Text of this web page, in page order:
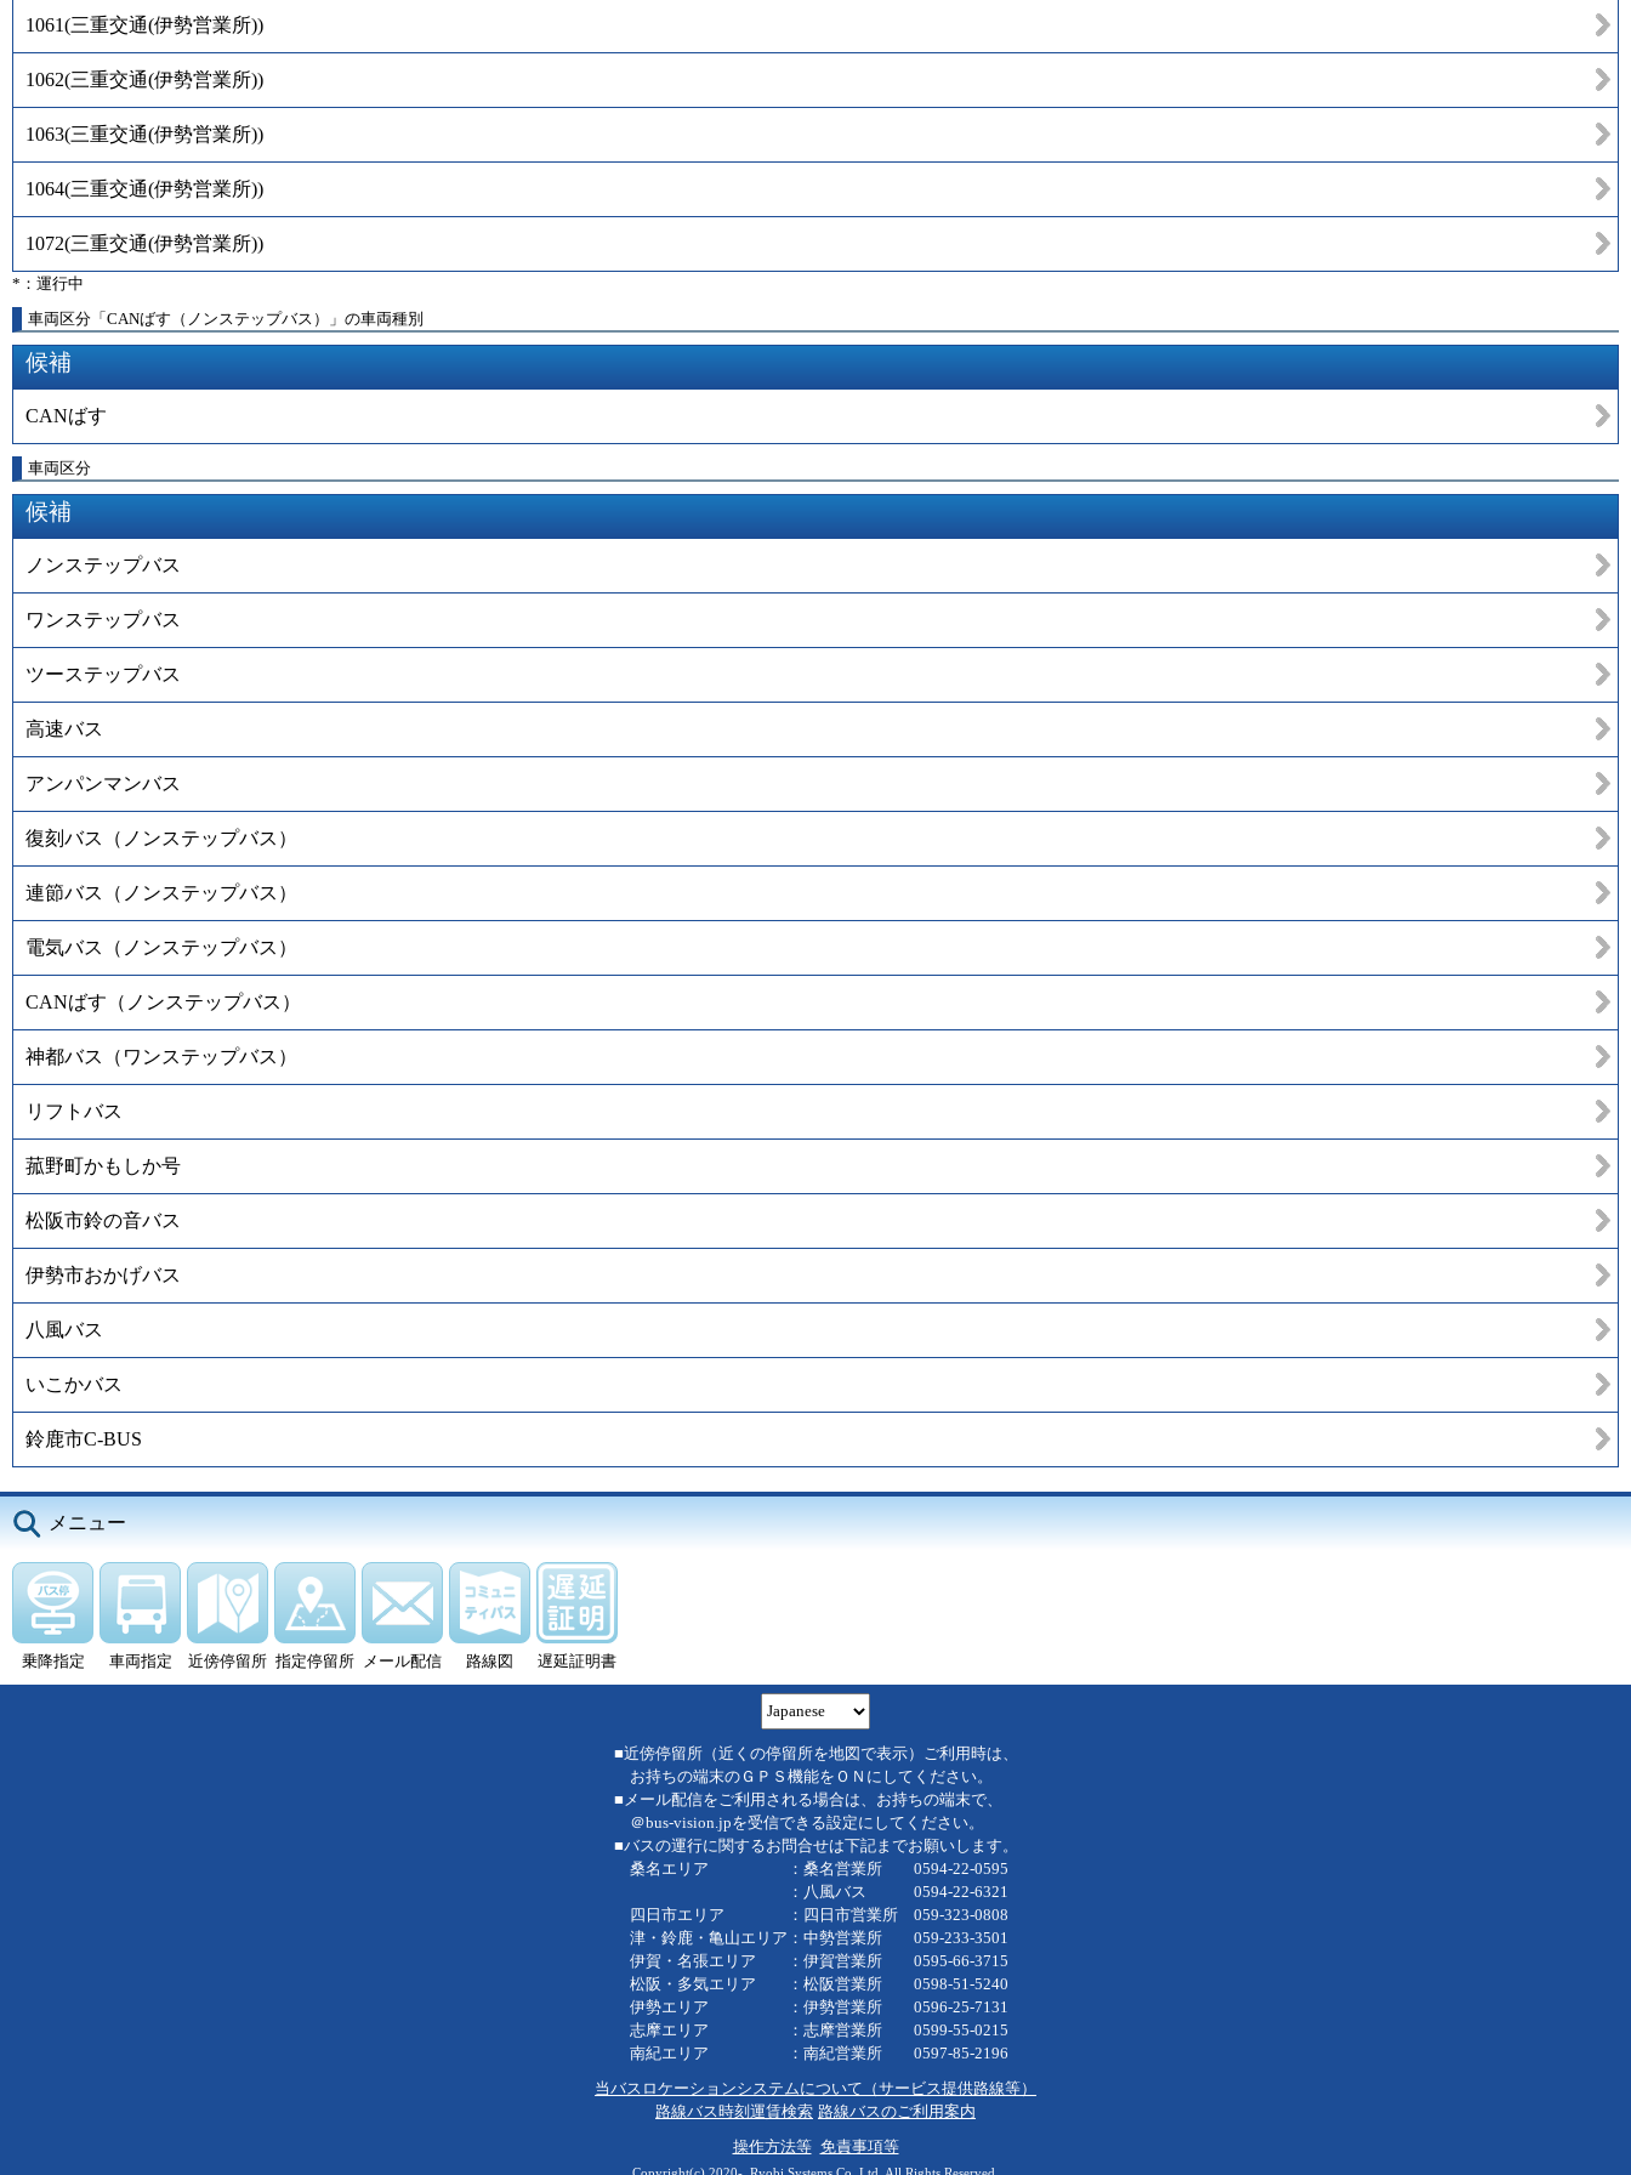
1061(三重交通(伊勢営業所))
1062(三重交通(伊勢営業所))
1063(三重交通(伊勢営業所))
1064(三重交通(伊勢営業所))
1072(三重交通(伊勢営業所))
*：運行中
車両区分「CANばす（ノンステップバス）」の車両種別
候補
CANばす
車両区分
候補
ノンステップバス
ワンステップバス
ツーステップバス
高速バス
アンパンマンバス
復刻バス（ノンステップバス）
連節バス（ノンステップバス）
電気バス（ノンステップバス）
CANばす（ノンステップバス）
神都バス（ワンステップバス）
リフトバス
菰野町かもしか号
松阪市鈴の音バス
伊勢市おかげバス
八風バス
いこかバス
鈴鹿市C-BUS
メニュー
乗降指定 車両指定 近傍停留所 指定停留所 メール配信 路線図 遅延証明書
■近傍停留所（近くの停留所を地図で表示）ご利用時は、
お持ちの端末のＧＰＳ機能をＯＮにしてください。
■メール配信をご利用される場合は、お持ちの端末で、
＠bus-vision.jpを受信できる設定にしてください。
■バスの運行に関するお問合せは下記までお願いします。
桑名エリア ：桑名営業所 0594-22-0595
：八風バス 0594-22-6321
四日市エリア ：四日市営業所 059-323-0808
津・鈴鹿・亀山エリア：中勢営業所 059-233-3501
伊賀・名張エリア ：伊賀営業所 0595-66-3715
松阪・多気エリア ：松阪営業所 0598-51-5240
伊勢エリア ：伊勢営業所 0596-25-7131
志摩エリア ：志摩営業所 0599-55-0215
南紀エリア ：南紀営業所 0597-85-2196
当バスロケーションシステムについて（サービス提供路線等）
路線バス時刻運賃検索 路線バスのご利用案内
操作方法等 免責事項等